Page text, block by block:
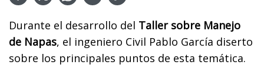
Durante el desarrollo del Taller sobre Manejo
de Napas, el ingeniero Civil Pablo García diserto
sobre los principales puntos de esta temática.